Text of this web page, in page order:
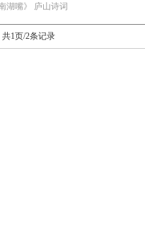
湖嘴》 庐山诗词
1页/2条记录